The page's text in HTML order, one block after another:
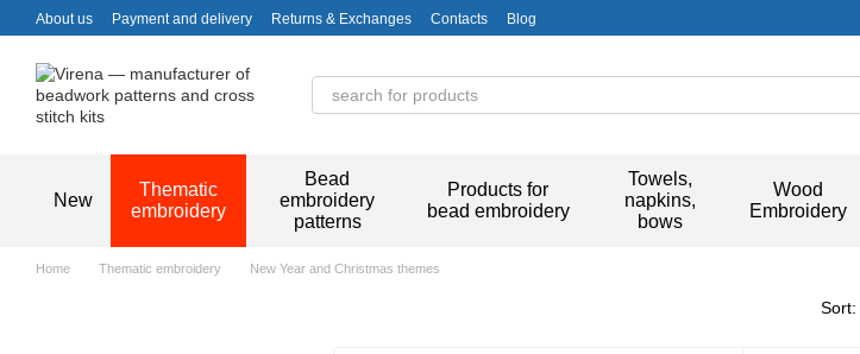
Skip to main content
About us Payment and delivery Returns & Exchanges Contacts Blog
New
Thematic
embroidery
Bead
embroidery
patterns
Products for
bead embroidery
Towels,
napkins,
bows
Wood
Embroidery
Home Thematic embroidery New Year and Christmas themes
Sort: